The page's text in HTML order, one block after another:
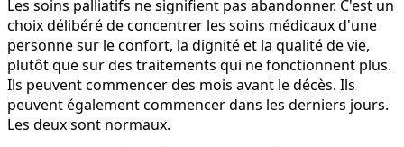
Les soins palliatifs ne signifient pas abandonner. C'est un
choix délibéré de concentrer les soins médicaux d'une
personne sur le confort, la dignité et la qualité de vie,
plutôt que sur des traitements qui ne fonctionnent plus.
Ils peuvent commencer des mois avant le décès. Ils
peuvent également commencer dans les derniers jours.
Les deux sont normaux.